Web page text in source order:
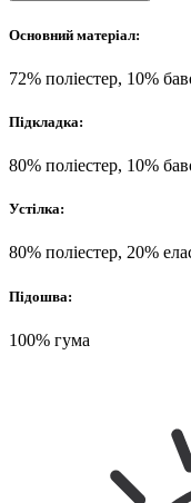
Основний матеріал:
72% поліестер, 10%
Підкладка:
80% поліестер, 10%
Устілка:
80% поліестер, 20%
Підошва:
100% гума